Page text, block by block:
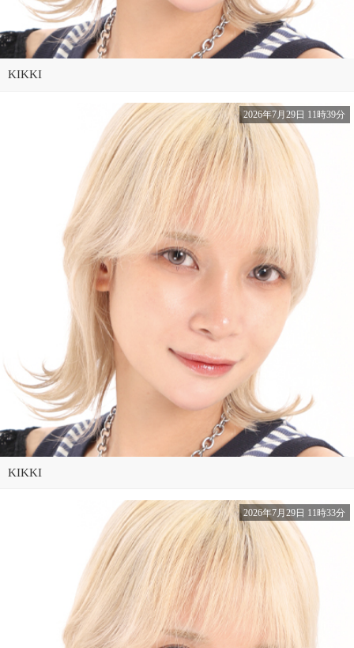
KIKKI
2026年7月29日 11時39分
KIKKI
2026年7月29日 11時33分